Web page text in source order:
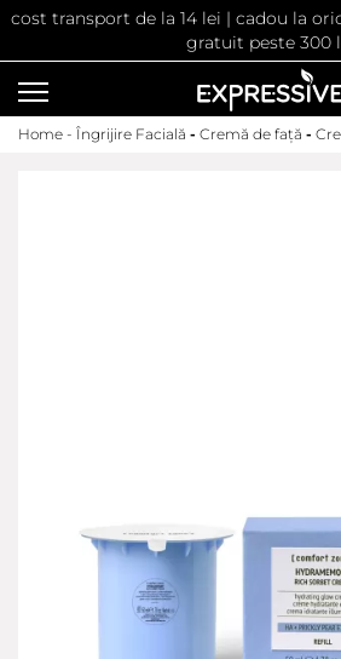
cost transport de la 14 lei | cadou la
gratuit peste 300
Home - Îngrijire Facială - Cremă de față -